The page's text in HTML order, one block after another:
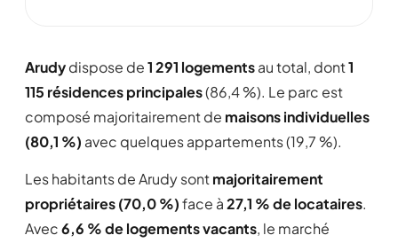
Arudydispose de1 291 logementsau total, dont1
115 résidences principales(86,4 %). Le parc est
composé majoritairement de maisons individuelles
(80,1 %) avec quelques appartements (19,7 %).
Les habitants de Arudy sontmajoritairement
propriétaires (70,0 %)face à27,1 % de locataires.
Avec6,6 % de logements vacants, le marché